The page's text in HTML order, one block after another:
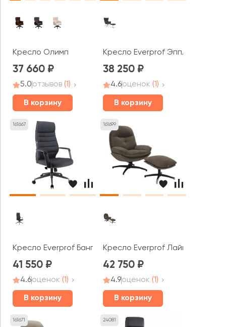
Кресло Олимп
37 660
5.0отзывов (1)
В корзину
Кресло Everprof Эппл / Apple
38 250
4.6оценок (1)
В корзину
161667
Кресло Everprof Бангкок / Bangkok
41 550
4.6оценок (1)
В корзину
161699
Кресло Everprof Лайм / Lime
42 750
4.9оценок (1)
В корзину
161671 24081